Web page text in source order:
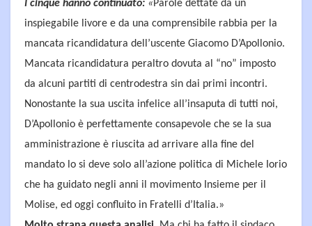
I cinque hanno continuato: «Parole dettate da un
inspiegabile livore e da una comprensibile rabbia per la
mancata ricandidatura dell’uscente Giacomo D’Apollonio.
Mancata ricandidatura peraltro dovuta al “no” imposto
da alcuni partiti di centrodestra sin dai primi incontri.
Nonostante la sua uscita infelice all’insaputa di tutti noi,
D’Apollonio è perfettamente consapevole che se la sua
amministrazione è riuscita ad arrivare alla fine del
mandato lo si deve solo all’azione politica di Michele Iorio
che ha guidato negli anni il movimento Insieme per il
Molise, ed oggi confluito in Fratelli d’Italia.»